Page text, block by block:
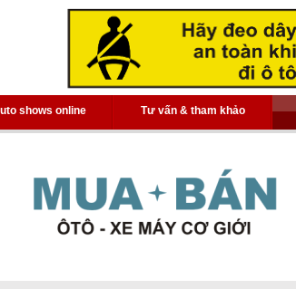
shows online Tư vấn & tham khảo